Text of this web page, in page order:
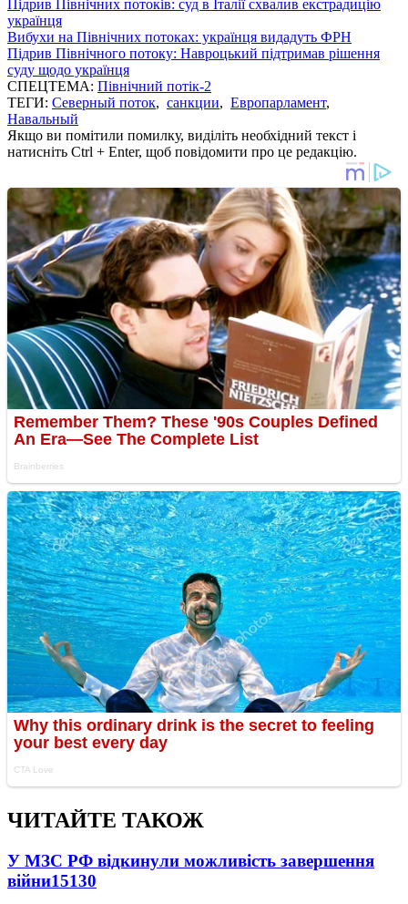
Підрив Північних потоків: суд в Італії схвалив екстрадицію
українця
Вибухи на Північних потоках: українця видадуть ФРН
Підрив Північного потоку: Навроцький підтримав рішення
суду щодо українця
СПЕЦТЕМА: Північний потік-2
ТЕГИ: Северный поток, санкции, Европарламент,
Навальный
Якщо ви помітили помилку, виділіть необхідний текст і
натисніть Ctrl + Enter, щоб повідомити про це редакцію.
ЧИТАЙТЕ ТАКОЖ
У МЗС РФ відкинули можливість завершення
війни15130